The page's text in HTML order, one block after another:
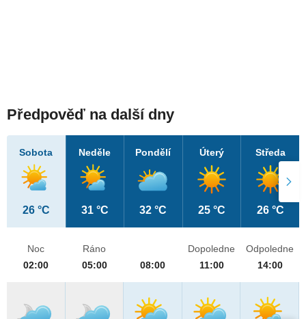
Předpověď na další dny
Sobota
26 °C
Neděle
31 °C
Pondělí
32 °C
Úterý
25 °C
Středa
26 °C
Noc
02:00
Ráno
05:00
08:00
Dopoledne
11:00
Odpoledne
14:00